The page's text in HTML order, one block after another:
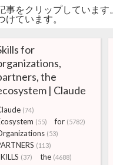
事をクリップしていま
ています。
for
the
| Claude
(74)
(55) for (5782)
(53)
(113)
(37) the (4688)